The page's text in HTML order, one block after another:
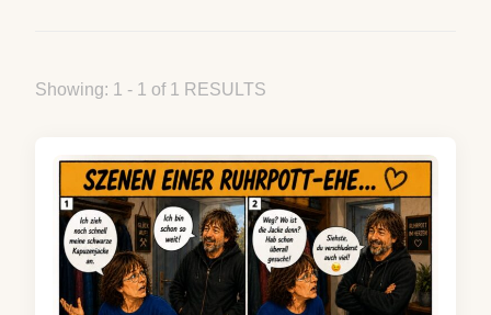
Showing: 1 - 1 of 1 RESULTS